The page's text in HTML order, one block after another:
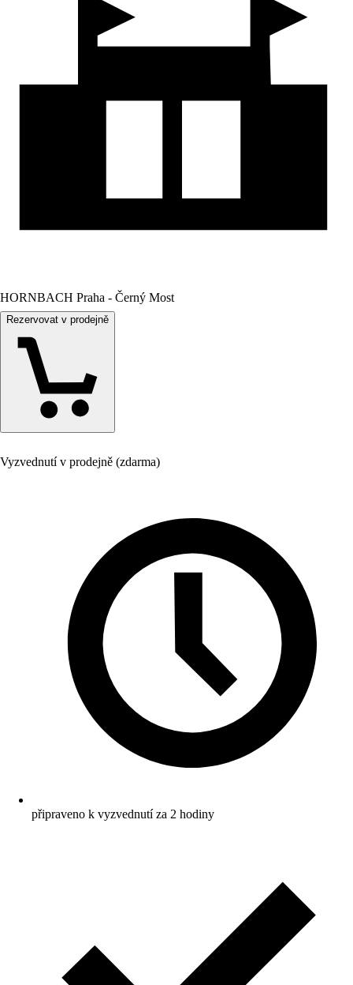
HORNBACH Praha - Černý Most
Rezervovat v prodejně
Vyzvednutí v prodejně (zdarma)
připraveno k vyzvednutí za 2 hodiny